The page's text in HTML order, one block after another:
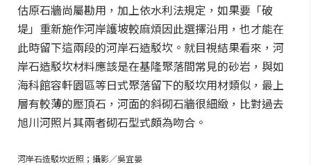
估原石牆尚屬勘用，加上依水利法規定，如果要「破
堤」重新施作河岸護坡較麻煩因此選擇沿用，也才能在
此時留下這兩段的河岸石造駁坎。就目視結果看來，河
岸石造駁坎材料應該是在基隆聚落間常見的砂岩，與如
海科館容軒園區等日式聚落留下的駁坎用材類似，最上
層有較薄的壓頂石，河面的斜砌石牆很細緻，比對過去
旭川河照片其兩者砌石型式頗為吻合。
河岸石造駁坎近照；攝影／吳宜晏